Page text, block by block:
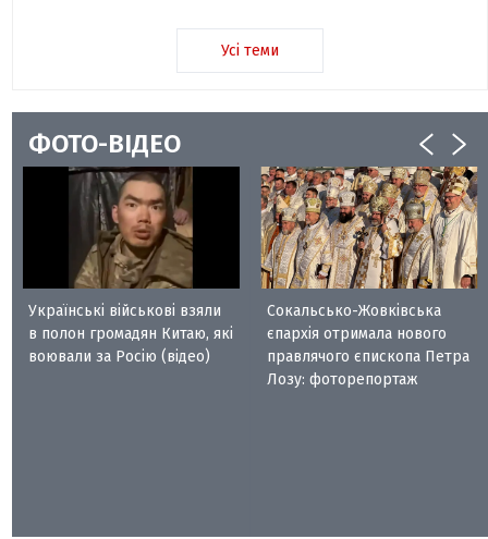
Усі теми
ФОТО-ВІДЕО
Українські військові взяли
в полон громадян Китаю, які
воювали за Росію (відео)
Сокальсько-Жовківська
єпархія отримала нового
правлячого єпископа Петра
Лозу: фоторепортаж